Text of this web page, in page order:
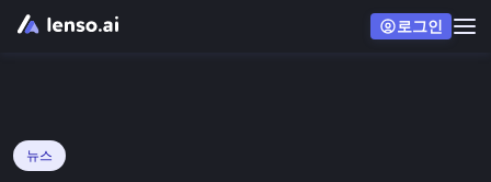
로그인
뉴스